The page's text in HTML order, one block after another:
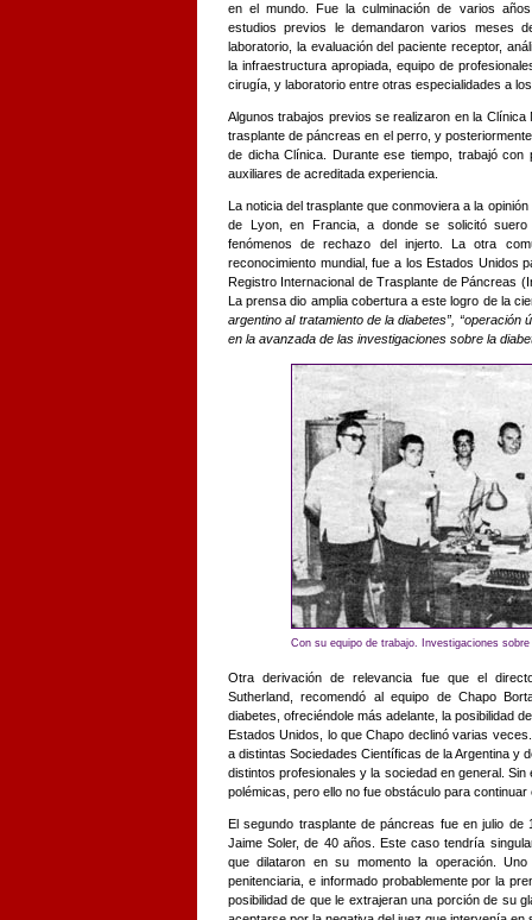
en el mundo. Fue la culminación de varios
estudios previos le demandaron varios meses
laboratorio, la evaluación del paciente receptor,
la infraestructura apropiada, equipo de
cirugía, y laboratorio entre otras especialidades a
Algunos trabajos previos se realizaron en la
trasplante de páncreas en el perro, y
de dicha Clínica. Durante ese tiempo, trabajó con
auxiliares de acreditada experiencia.
La noticia del trasplante que conmoviera a la
de Lyon, en Francia, a donde se solicitó
fenómenos de rechazo del injerto. La otra
reconocimiento mundial, fue a los Estados Unidos
Registro Internacional de Trasplante de Páncreas
La prensa dio amplia cobertura a este logro de la
argentino al tratamiento de la diabetes”, “operación
en la avanzada de las investigaciones sobre la
Con su equipo de trabajo. Investigaciones
Otra derivación de relevancia fue que el
Sutherland, recomendó al equipo de Chapo
diabetes, ofreciéndole más adelante, la posibilidad
Estados Unidos, lo que Chapo declinó varias
a distintas Sociedades Científicas de la Argentina y
distintos profesionales y la sociedad en general.
polémicas, pero ello no fue obstáculo para continuar
El segundo trasplante de páncreas fue en julio
Jaime Soler, de 40 años. Este caso tendría
que dilataron en su momento la operación.
penitenciaria, e informado probablemente por la
posibilidad de que le extrajeran una porción de su